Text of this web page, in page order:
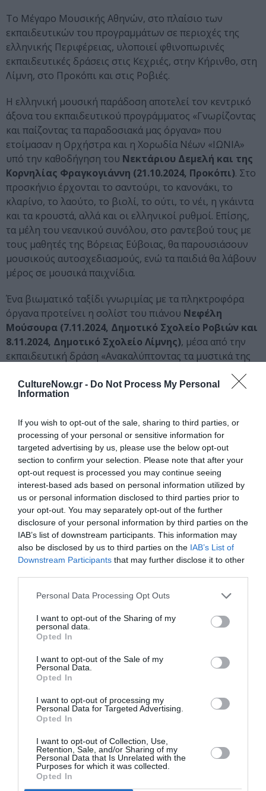
CultureNow.gr - Do Not Process My Personal
Information
If you wish to opt-out of the sale, sharing to third parties, or
processing of your personal or sensitive information for
targeted advertising by us, please use the below opt-out
section to confirm your selection. Please note that after your
opt-out request is processed you may continue seeing
interest-based ads based on personal information utilized by
us or personal information disclosed to third parties prior to
your opt-out. You may separately opt-out of the further
disclosure of your personal information by third parties on the
IAB’s list of downstream participants. This information may
also be disclosed by us to third parties on the IAB’s List of
Downstream Participants that may further disclose it to other
Personal Data Processing Opt Outs
I want to opt-out of the Sharing of my
personal data.
Opted In
I want to opt-out of the Sale of my
Personal Data.
Opted In
I want to opt-out of processing my
Personal Data for Targeted Advertising.
Opted In
I want to opt-out of Collection, Use,
Retention, Sale, and/or Sharing of my
Personal Data that Is Unrelated with the
Purposes for which it was collected.
Opted In
Το Μέγαρο Μουσικής Αθηνών, στο πλαίσιο των
εκπαιδευτικών του προγραμμάτων σε περιοχές της
ελληνικής Περιφέρειας, υλοποιεί φθινοπωρινές
εκπαιδευτικές δράσεις στις Κεχριές, στην Κήρινθο, στη
Λίμνη, στο Προκόπι και στις Ροβιές.
Η ελληνική μουσική παράδοση αποτελεί τον κεντρικό
άξονα του εκπαιδευτικού προγράμματος «Γνωρίζοντας
και παίζοντας τα παραδοσιακά μας όργανα» που
ετοίμασαν η Ορχήστρα και η Χορωδία Νέων «ΙΩΝΙΑ»
υπό την καθοδήγηση του Νεκτάριου Δεμελή και της
Κορνηλίας Φραγκογιάννη (21.10.2024, Προκόπι). Στο
προσκήνιο έρχονται το σαντούρι, το κανονάκι, το
κλαρίνο, το λαούτο, το βιολί, το ούτι, το νέι, η γκάιντα
και τα κρουστά, αλλά και οι ελληνικοί ρυθμοί. Επίσης,
τα μέλη του νεανικού συνόλου, στο ραντεβού τους με
τους μαθητές της Βόρειας Εύβοιας, θα παρουσιάσουν
μουσικούς αυτοσχεδιασμούς, ενώ τα παιδιά θα λάβουν
μέρος σε μουσικά παιχνίδια.
Ένα βιωματικό ταξίδι γνωριμίας με τα πληκτροφόρα
όργανα προτείνει η σολίστ του πιάνου Νεφέλη
Μούσουρα (7.11.2024, Δημοτικό Σχολείο Ροβιών και
8.11.2024, Δημοτικό Σχολείο Λίμνης), μέσα από την
εκπαιδευτική δράση «Ανακαλύπτοντας τα μυστικά της
συνθεσάιζερ». Τα παιδιά θα μάθουν για την ιστορία και
την εξέλιξη της κατασκευής του πιάνου καθώς και για
ακούσουν μουσικά παραδείγματα από γνωστά κομμάτια,
γραμμένα από έλληνες και ξένους συνθέτες
(Βόλφγκανγκ Αμαντέους Μότσαρτ, Φρεντερίκ Σοπέν,
Τσικ Κορήα, Μάνος Χατζιδάκις κ.ά.).
«Τα χρώματα της μουσικής» (18.11.2024, Κεχριές)
εξερευνούν η μουσικοπαιδαγωγός-θεατροπαιδαγωγός
Μάγια-Μύριαμ Παπαγεωργίουκαι ο μουσικός-
δάσκαλος τεχνικήςAlexander Θοδωρής Ζιάρκαςστη
δική τους φθινοπωρινή συνάντηση με τους μαθητές
της Βόρειας Εύβοιας. Οι μικροί μας φίλοι θα
ανακαλύψουν, με βιωματικό τρόπο, την τέχνη της
μουσικής μέσα από μουσικοκινητικές δραστηριότητες,
θα γνωρίσουν μουσικά όργανα που συνδέονται με
διαφορετικά ιδιώματα και θα εξοικειωθούν με την
ομαδική δημιουργική μουσική σύνθεση.
Alexander Θοδωρής Ζιάρκας
Μετά τη συγκινητική ανταπόκριση της μαθητικής
εκπαιδευτικά προγράμματα της Underground Youth
Orchestraσε σχολεία της περιοχής, τα μέλη του
νεανικού ορχηστρικού συνόλου διοργανώνουν στις
25.11.2024 στην Κήρινθο